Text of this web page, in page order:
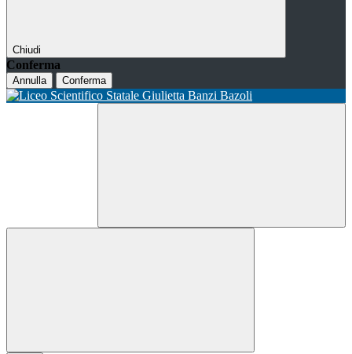
Chiudi
Conferma
Annulla Conferma